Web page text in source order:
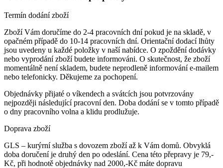
Termín dodání zboží
Zboží Vám doručíme do 2-4 pracovních dní pokud je na skladě, v
opačném případě do 10-14 pracovních dní. Orientační dodací lhůty
jsou uvedeny u každé položky v naší nabídce. O zpoždění dodávky
nebo vyprodání zboží budete informováni. O skutečnost, že zboží
momentálně není skladem, budete neprodleně informování e-mailem
nebo telefonicky. Děkujeme za pochopení.
Objednávky přijaté o víkendech a svátcích jsou potvrzovány
nejpozději následující pracovní den. Doba dodání se v tomto případě
o dny pracovního volna a klidu prodlužuje.
Doprava zboží
GLS – kurýrní služba s dovozem zboží až k Vám domů. Obvyklá
doba doručení je druhý den po odeslání. Cena této přepravy je 79,-
Kč, při hodnotě objednávky nad 2000,-Kč máte dopravu